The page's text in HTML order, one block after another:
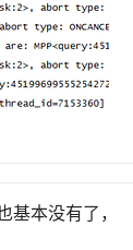
基本没有了，